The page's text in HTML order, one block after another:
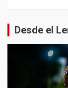
Desde el